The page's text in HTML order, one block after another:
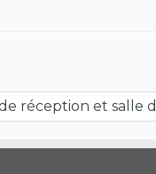
réception et salle